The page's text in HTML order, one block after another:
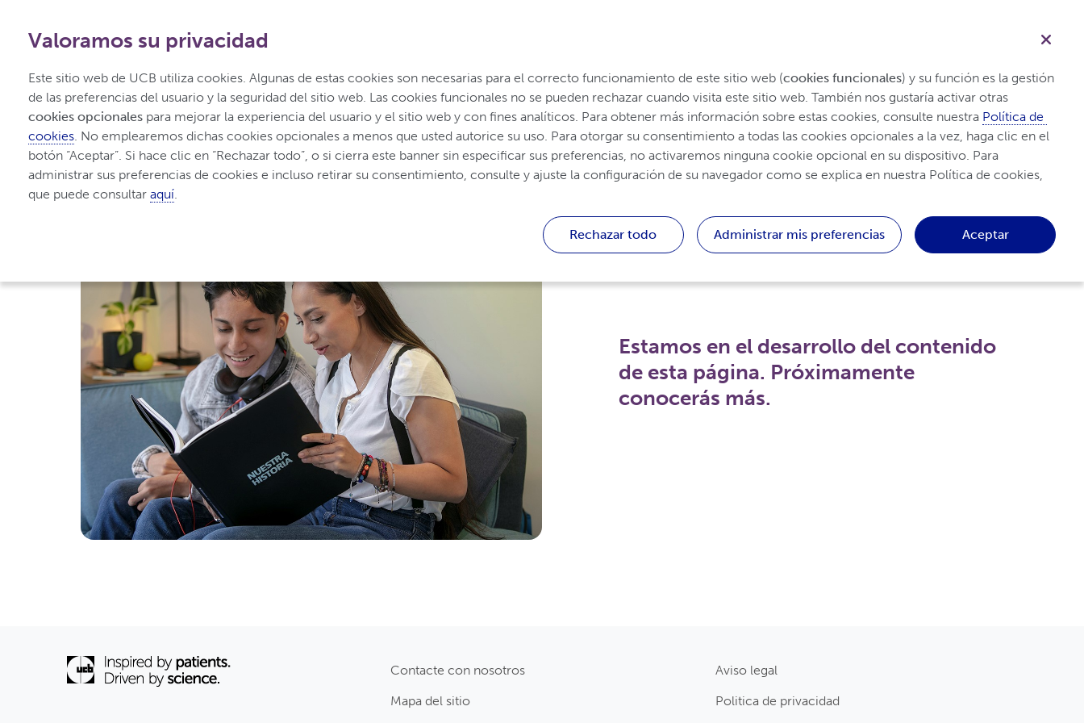
Conozca Más
Estamos en el desarrollo del contenido
de esta página. Próximamente
conocerás más.
Contacte con nosotros
Mapa del sitio
Aviso legal
Politica de privacidad
Valoramos su privacidad
Este sitio web de UCB utiliza cookies. Algunas de estas cookies son necesarias para el correcto funcionamiento de este sitio web (cookies funcionales) y su función es la gestión
cookies opcionales para mejorar la experiencia del usuario y el sitio web y con fines analíticos. Para obtener más información sobre estas cookies, consulte nuestra Política de
cookies. No emplearemos dichas cookies opcionales a menos que usted autorice su uso. Para otorgar su consentimiento a todas las cookies opcionales a la vez, haga clic en el
botón “Aceptar”. Si hace clic en “Rechazar todo”, o si cierra este banner sin especificar sus preferencias, no activaremos ninguna cookie opcional en su dispositivo. Para
administrar sus preferencias de cookies e incluso retirar su consentimiento, consulte y ajuste la configuración de su navegador como se explica en nuestra Política de cookies,
que puede consultar aquí.
Rechazar todo Administrar mis preferencias Aceptar